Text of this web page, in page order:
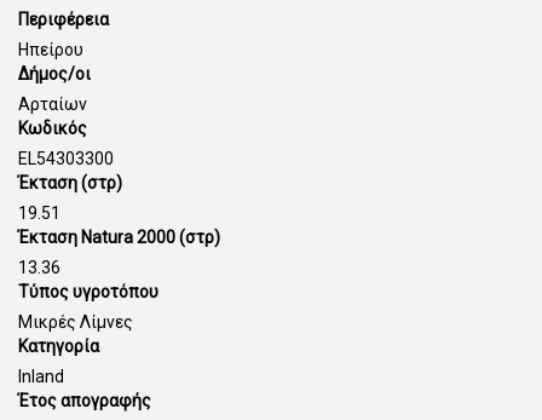
Περιφέρεια
Ηπείρου
Δήμος/οι
Αρταίων
Κωδικός
EL54303300
Έκταση (στρ)
19.51
Έκταση Natura 2000 (στρ)
13.36
Τύπος υγροτόπου
Μικρές Λίμνες
Κατηγορία
Inland
Έτος απογραφής